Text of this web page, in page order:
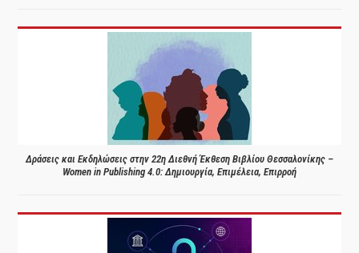
Δράσεις και Εκδηλώσεις στην 22η Διεθνή Έκθεση Βιβλίου Θεσσαλονίκης –
Women in Publishing 4.0: Δημιουργία, Επιμέλεια, Επιρροή